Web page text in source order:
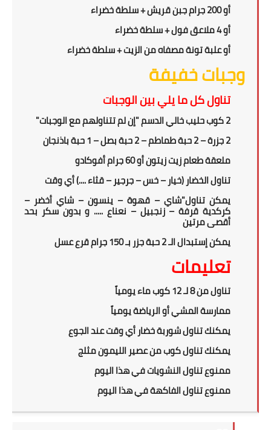
أو 2 00 جرام جبن قريش + سلطة خضراء
أو 4 ملاعق فول + سلطة خضراء
أو علبة تونة مصفاه من الزيت + سلطة خضراء
وجبات خفيفة
تناول كل ما يلي بين الوجبات
2 كوب حليب خالي الدسم "إن لم تتناولهم مع الوجبات"
2 جزرة – 2 حبة طماطم – 2 حبة بصل – 1 حبة باذنجان
ملعقة طعام زيت زيتون أو 60 جرام أفوكادو
تناول الخضار (خيار – خس – جرجير – قثاء ....) أي وقت
يمكن تناول"شاي – قهوة – ينسون – شاي أخضر –
كركدية قرفة – زنجبيل – نعناع ..... و بدون سكر بحد
أقصى مرتين
يمكن إستبدال الـ 2 حبة جزر بـ 150 جرام قرع عسل
تعليمات
تناول من 8 لـ 12 كوب ماء يومياً
ممارسة المشي أو الرياضة يومياً
يمكنك تناول شوربة خضار أي وقت عند الجوع
يمكنك تناول كوب من عصير الليمون مثلج
ممنوع تناول النشويات في هذا اليوم
ممنوع تناول الفاكهة في هذا اليوم